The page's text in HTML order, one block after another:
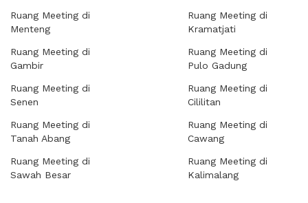
Ruang Meeting di
Menteng
Ruang Meeting di
Gambir
Ruang Meeting di
Senen
Ruang Meeting di
Tanah Abang
Ruang Meeting di
Sawah Besar
Ruang Meeting di
Kramatjati
Ruang Meeting di
Pulo Gadung
Ruang Meeting di
Cililitan
Ruang Meeting di
Cawang
Ruang Meeting di
Kalimalang